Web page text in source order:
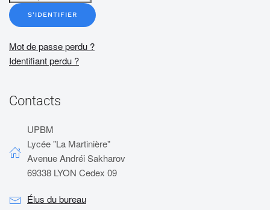
S'IDENTIFIER
Mot de passe perdu ?
Identifiant perdu ?
Contacts
UPBM
Lycée "La Martinière"
Avenue Andréi Sakharov
69338 LYON Cedex 09
Élus du bureau